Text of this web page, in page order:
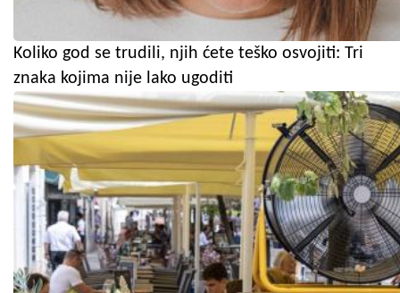
Koliko god se trudili, njih ćete teško osvojiti: Tri
znaka kojima nije lako ugoditi